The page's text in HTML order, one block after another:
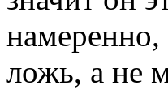
намеренно,
ложь, а не